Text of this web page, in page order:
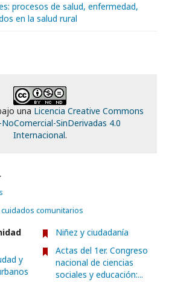
procesos de salud, enfermedad,
en la salud rural
una Licencia Creative Commons
SinDerivadas 4.0
Internacional.
comunitarios
y
Niñez y ciudadanía
Actas del 1er. Congreso
nacional de ciencias
sociales y educación:...